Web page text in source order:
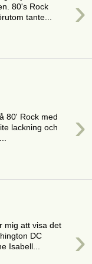
›
80's Rock
tante...
›
80' Rock med
lackning och
›
mig att visa det
DC
Isabell...